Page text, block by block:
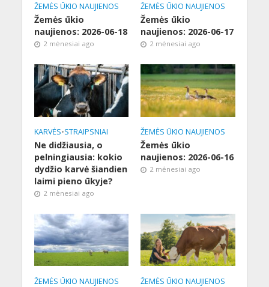
ŽEMĖS ŪKIO NAUJIENOS
Žemės ūkio
naujienos: 2026-06-18
2 mėnesiai ago
ŽEMĖS ŪKIO NAUJIENOS
Žemės ūkio
naujienos: 2026-06-17
2 mėnesiai ago
KARVĖS•STRAIPSNIAI
Ne didžiausia, o
pelningiausia: kokio
dydžio karvė šiandien
laimi pieno ūkyje?
2 mėnesiai ago
ŽEMĖS ŪKIO NAUJIENOS
Žemės ūkio
naujienos: 2026-06-16
2 mėnesiai ago
ŽEMĖS ŪKIO NAUJIENOS ŽEMĖS ŪKIO NAUJIENOS